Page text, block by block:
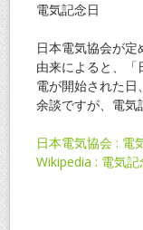
電気記念日
日本電気協会が
由来によると、
電が開始された日
余談ですが、電気
日本電気協会 : 電
Wikipedia : 電気記